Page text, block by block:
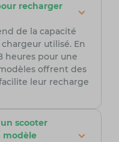
recharger
de la capacité
utilisé. En
heures pour une
offrent des
leur recharge
scooter
modèle